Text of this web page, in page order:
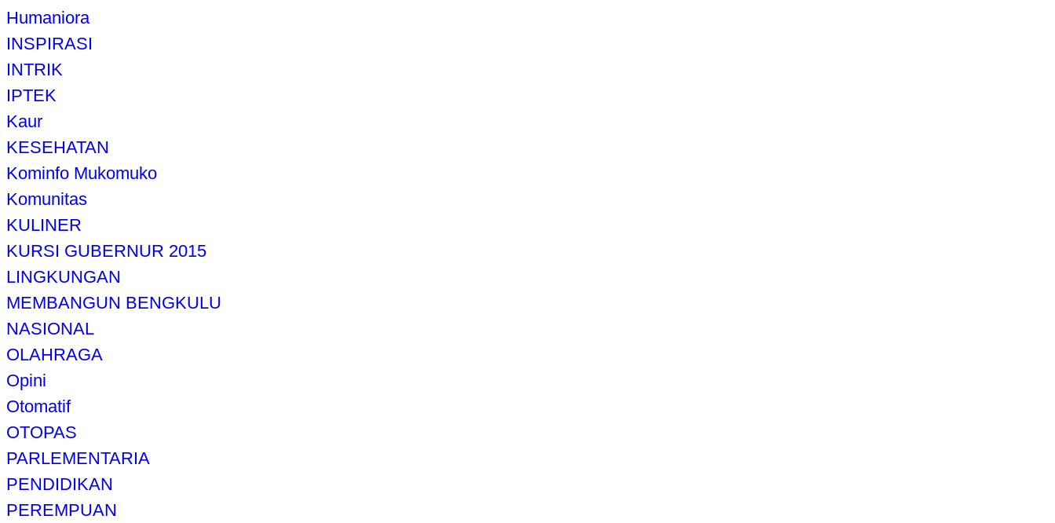
Humaniora
INSPIRASI
INTRIK
IPTEK
Kaur
KESEHATAN
Kominfo Mukomuko
Komunitas
KULINER
KURSI GUBERNUR 2015
LINGKUNGAN
MEMBANGUN BENGKULU
NASIONAL
OLAHRAGA
Opini
Otomatif
OTOPAS
PARLEMENTARIA
PENDIDIKAN
PEREMPUAN